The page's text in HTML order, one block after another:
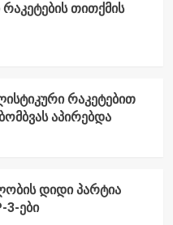
თითქმის
რაკეტებით
აპირებდა
დიდი პარტია
3-ები